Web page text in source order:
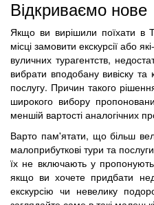
Відкриваємо нове
Якщо ви вирішили поїхати в
місці замовити екскурсії або
вуличних турагентств,
вибрати вподобану вивіску
послугу. Причин такого
широкого вибору
меншій вартості аналогічних
Варто пам'ятати, що більш
малоприбуткові тури та
їх не включають у
якщо ви хочете придбати
екскурсію чи невелику